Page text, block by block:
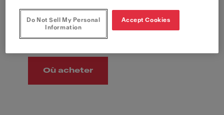
Où acheter
Do Not Sell My Personal
Information
Accept Cookies